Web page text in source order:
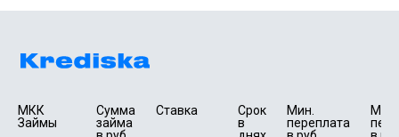
МКК
Займы
Сумма
займа
Ставка
Срок
в
Мин.
переплата